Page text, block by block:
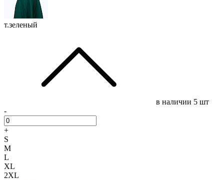
т.зеленый
в наличии 5 шт
-
+
S
M
L
XL
2XL